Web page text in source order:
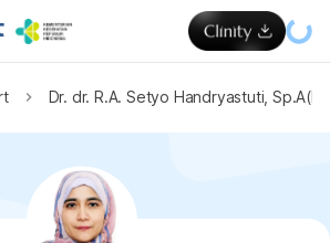
Dr. dr. R.A. Setyo Handryastuti, Sp.A(K)